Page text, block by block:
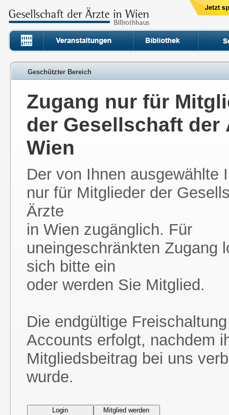
Geschützter Bereich
Zugang nur für
der Gesellschaft der
Wien
Der von Ihnen ausgewählte
nur für Mitglieder der
Ärzte
in Wien zugänglich. Für
uneingeschränkten Zugang
sich bitte ein
oder werden Sie Mitglied.
Die endgültige
Accounts erfolgt, nachdem
Mitgliedsbeitrag bei uns
wurde.